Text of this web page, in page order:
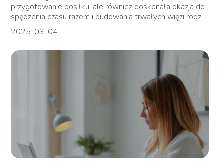
przygotowanie posiłku, ale również doskonała okazja do
spędzenia czasu razem i budowania trwałych więzi rodzi...
2025-03-04